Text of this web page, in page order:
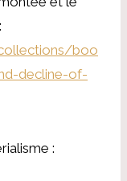
boo
decline-of-
: